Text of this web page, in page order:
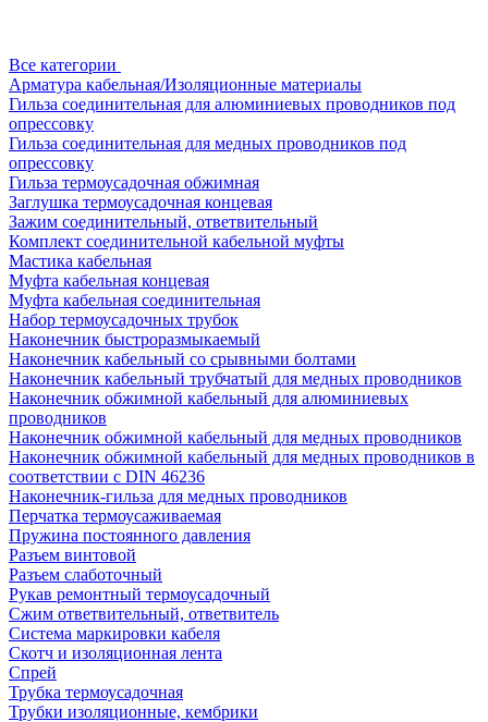
Все категории
Арматура кабельная/Изоляционные материалы
Гильза соединительная для алюминиевых проводников под
опрессовку
Гильза соединительная для медных проводников под
опрессовку
Гильза термоусадочная обжимная
Заглушка термоусадочная концевая
Зажим соединительный, ответвительный
Комплект соединительной кабельной муфты
Мастика кабельная
Муфта кабельная концевая
Муфта кабельная соединительная
Набор термоусадочных трубок
Наконечник быстроразмыкаемый
Наконечник кабельный со срывными болтами
Наконечник кабельный трубчатый для медных проводников
Наконечник обжимной кабельный для алюминиевых
проводников
Наконечник обжимной кабельный для медных проводников
Наконечник обжимной кабельный для медных проводников в
соответствии с DIN 46236
Наконечник-гильза для медных проводников
Перчатка термоусаживаемая
Пружина постоянного давления
Разъем винтовой
Разъем слаботочный
Рукав ремонтный термоусадочный
Сжим ответвительный, ответвитель
Система маркировки кабеля
Скотч и изоляционная лента
Спрей
Трубка термоусадочная
Трубки изоляционные, кембрики